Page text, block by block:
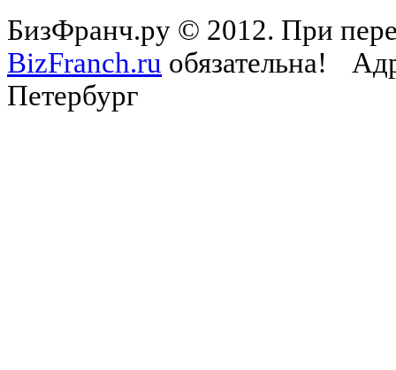
БизФранч.ру © 2012. При
BizFranch.ru обязательна!
Петербург